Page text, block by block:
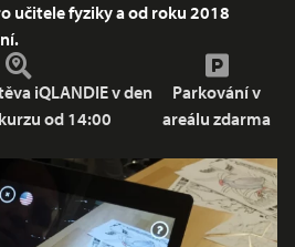
učitele fyziky a od roku 2018
iQLANDIE v den
od 14:00
Parkování v
areálu zdarma